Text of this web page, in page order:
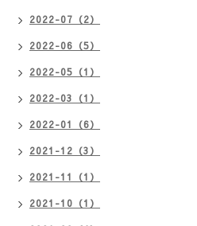
2022-07（2）
2022-06（5）
2022-05（1）
2022-03（1）
2022-01（6）
2021-12（3）
2021-11（1）
2021-10（1）